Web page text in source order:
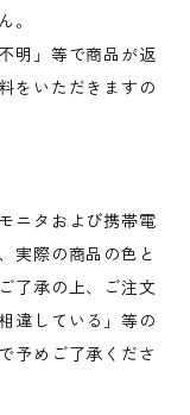
。
明」等で商品が返
をいただきますの
ニタおよび携帯電
実際の商品の色と
了承の上、ご注文
違している」等の
予めご了承くださ